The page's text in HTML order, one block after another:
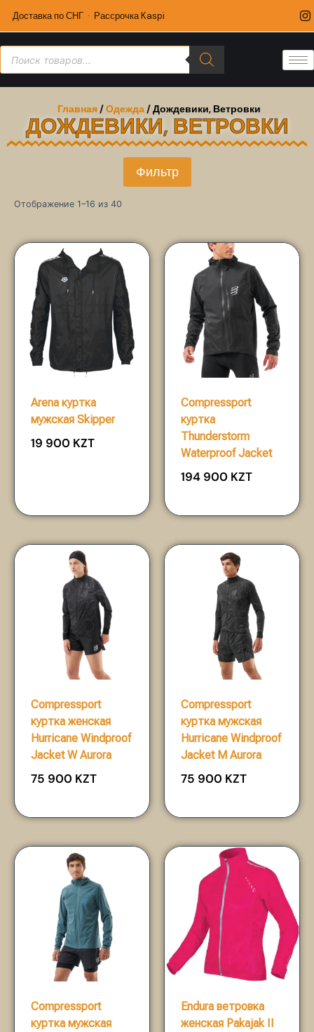
Доставка по СНГ · Рассрочка Kaspi
Главная/Одежда/ Дождевики, Ветровки
ДОЖДЕВИКИ, ВЕТРОВКИ
Фильтр
Отображение 1–16 из 40
Arena куртка
мужская Skipper
19 900 KZT
Compressport
куртка
Thunderstorm
Waterproof Jacket
194 900 KZT
Compressport
куртка женская
Hurricane Windproof
Jacket W Aurora
75 900 KZT
Compressport
куртка мужская
Hurricane Windproof
Jacket M Aurora
75 900 KZT
Compressport
куртка мужская
Endura ветровка
женская Pakajak II